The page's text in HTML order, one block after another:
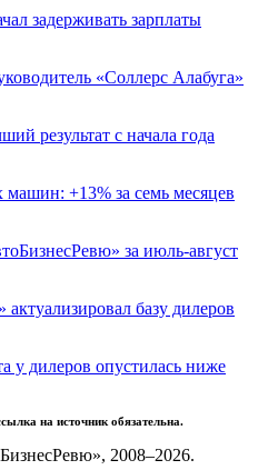
задерживать зарплаты
«Соллерс Алабуга»
результат с начала года
+13% за семь месяцев
за июль-август
базу дилеров
у дилеров опустилась ниже
на источник обязательна.
2008–2026.